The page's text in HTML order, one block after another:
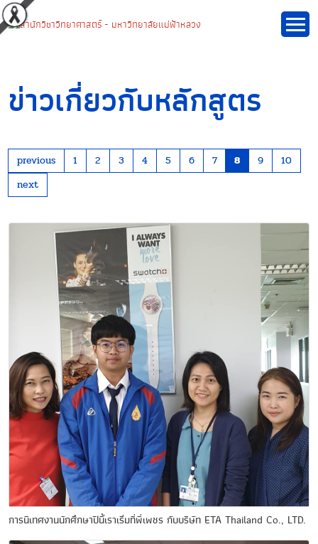
ข่าวเกี่ยวกับหลักสูตร
previous 1 2 3 4 5 6 7 8 9
10
next
การนิเทศงานนักศึกษาปีนี้เราเริ่มที่พี่เพชร กับบริษัท ETA Thailand Co., LTD.